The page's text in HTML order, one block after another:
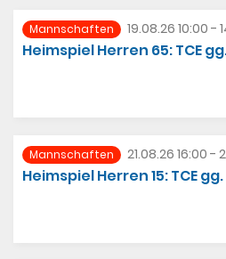
Mannschaften 19.08.26 10:00 -
Heimspiel Herren 65: TCE
Mannschaften 21.08.26 16:00 -
Heimspiel Herren 15: TCE